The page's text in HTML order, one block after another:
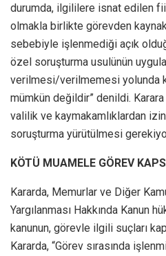
durumda, ilgililere isnat edilen
olmakla birlikte görevden
sebebiyle işlenmediği açık
özel soruşturma usulünün
verilmesi/verilmemesi yolunda
mümkün değildir” denildi.
valilik ve kaymakamlıklardan
soruşturma yürütülmesi
KÖTÜ MUAMELE GÖREV
Kararda, Memurlar ve Diğer
Yargılanması Hakkında Kanun
kanunun, görevle ilgili suçları
Kararda, “Görev sırasında